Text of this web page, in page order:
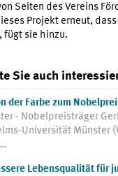
Seiten des Vereins
Projekt erneut,
fügt sie hinzu.
Sie auch
der Farbe zum
- Nobelpreisträger
Universität Münster
Lebensqualität für